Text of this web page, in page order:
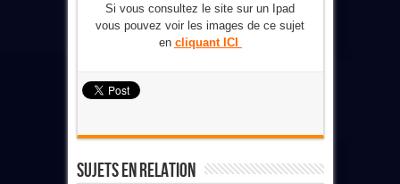
Si vous consultez le site sur un Ipad
vous pouvez voir les images de ce sujet
en cliquant ICI
Sujets En Relation